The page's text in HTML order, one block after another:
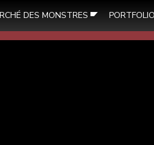
DES MONSTRES PORTFOLIO